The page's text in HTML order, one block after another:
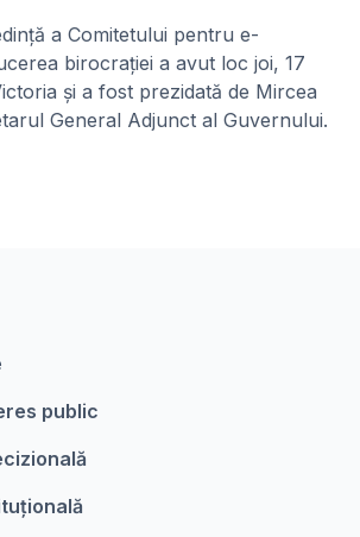
a Comitetului pentru e-
birocrației a avut loc joi, 17
și a fost prezidată de Mircea
General Adjunct al Guvernului.
public